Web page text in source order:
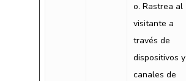
o. Rastrea al
visitante a
través de
dispositivos y
canales de